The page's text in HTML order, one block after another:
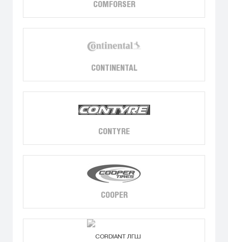
COMFORSER
CONTINENTAL
CONTYRE
COOPER